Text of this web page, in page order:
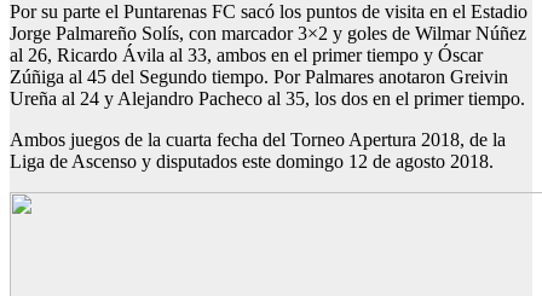
️Por su parte el Puntarenas FC sacó los puntos de visita en el Estadio
Jorge Palmareño Solís, con marcador 3×2 y goles de Wilmar Núñez
al 26, Ricardo Ávila al 33, ambos en el primer tiempo y Óscar
Zúñiga al 45 del Segundo tiempo. Por Palmares anotaron Greivin
Ureña al 24 y Alejandro Pacheco al 35, los dos en el primer tiempo.
Ambos juegos de la cuarta fecha del Torneo Apertura 2018, de la
Liga de Ascenso y disputados este domingo 12 de agosto 2018.